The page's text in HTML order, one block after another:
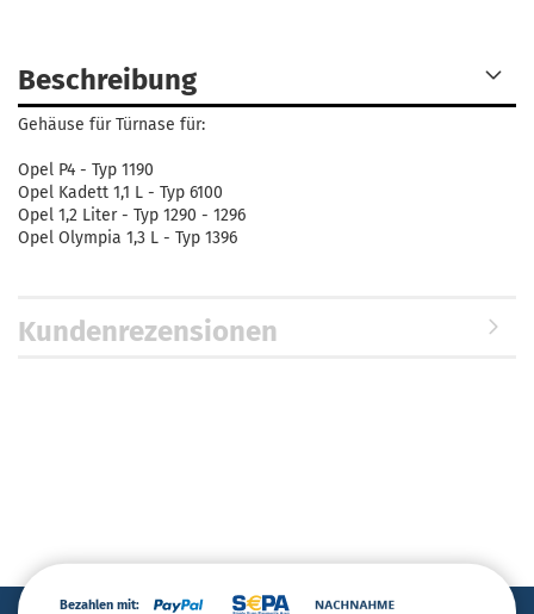
Beschreibung
Gehäuse für Türnase für:
Opel P4 - Typ 1190
Opel Kadett 1,1 L - Typ 6100
Opel 1,2 Liter - Typ 1290 - 1296
Opel Olympia 1,3 L - Typ 1396
Kundenrezensionen
Bezahlen mit: